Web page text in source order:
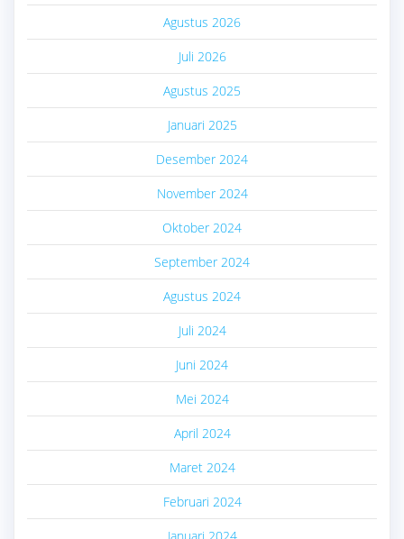
Agustus 2026
Juli 2026
Agustus 2025
Januari 2025
Desember 2024
November 2024
Oktober 2024
September 2024
Agustus 2024
Juli 2024
Juni 2024
Mei 2024
April 2024
Maret 2024
Februari 2024